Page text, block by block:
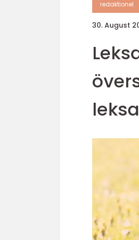
redaktionel
30. August